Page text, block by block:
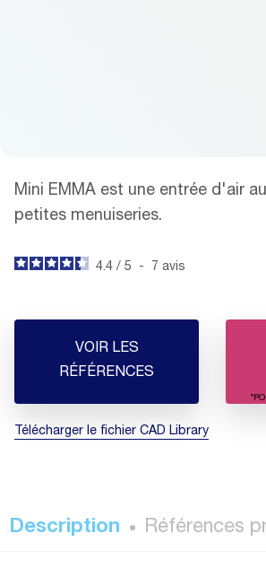
Mini EMMA est une entrée d'air
petites menuiseries.
4.4 / 5 - 7 avis
VOIR LES
RÉFÉRENCES
Télécharger le fichier CAD Library
Description Références